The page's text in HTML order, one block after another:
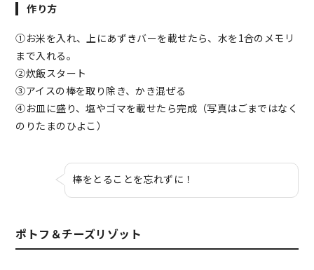
作り方
①お米を入れ、上にあずきバーを載せたら、水を1合のメモリ
まで入れる。
②炊飯スタート
③アイスの棒を取り除き、かき混ぜる
④お皿に盛り、塩やゴマを載せたら完成（写真はごまではなく
のりたまのひよこ）
棒をとることを忘れずに！
ポトフ＆チーズリゾット